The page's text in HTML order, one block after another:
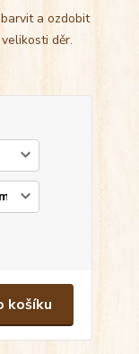
a ozdobit
děr.
košíku